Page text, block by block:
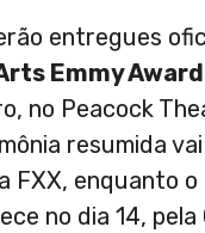
entregues
Emmy
no Peacock
resumida
FXX, enquanto o
no dia 14, pela